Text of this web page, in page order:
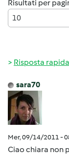
Risultati per
10
Risposta rapida
sara70
Mer, 09/14/2011 -
Ciao chiara non